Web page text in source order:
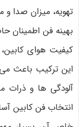
تهویه، میزان صدا و
بهینه فن اطمینان
کیفیت هوای
این ترکیب باعث
آلودگی ها و ذرات
انتخاب فن کابین